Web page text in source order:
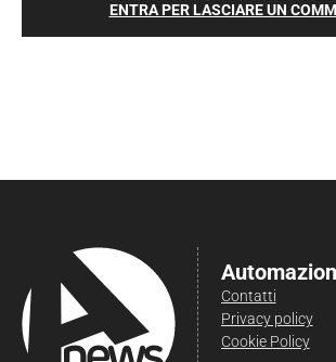
ENTRA PER LASCIARE UN
Contatti
Privacy policy
Cookie Policy